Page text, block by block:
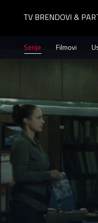
TV BRENDOVI &
Serije Filmovi